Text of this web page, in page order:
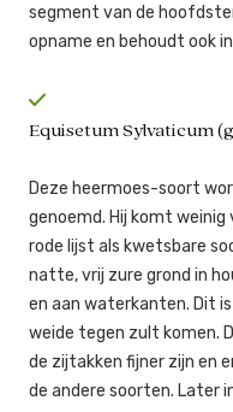
segment van de
opname en behoudt ook
Equisetum Sylvaticum
Deze heermoes-soort
genoemd. Hij komt weinig
rode lijst als kwetsbare
natte, vrij zure grond in
en aan waterkanten. Dit
weide tegen zult komen.
de zijtakken fijner zijn en
de andere soorten. Later